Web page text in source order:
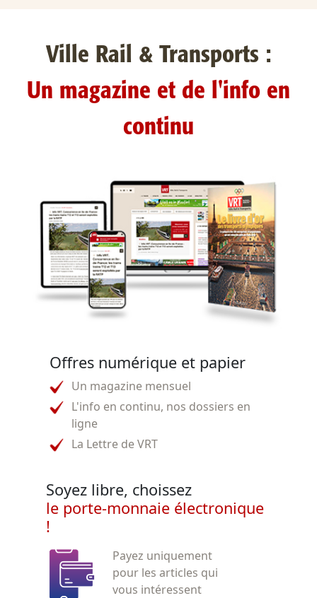
Ville Rail & Transports :
Un magazine et de l'info en
continu
Offres numérique et papier
Un magazine mensuel
L'info en continu, nos dossiers en
ligne
La Lettre de VRT
Soyez libre, choissez
le porte-monnaie électronique
!
Payez uniquement
pour les articles qui
vous intéressent